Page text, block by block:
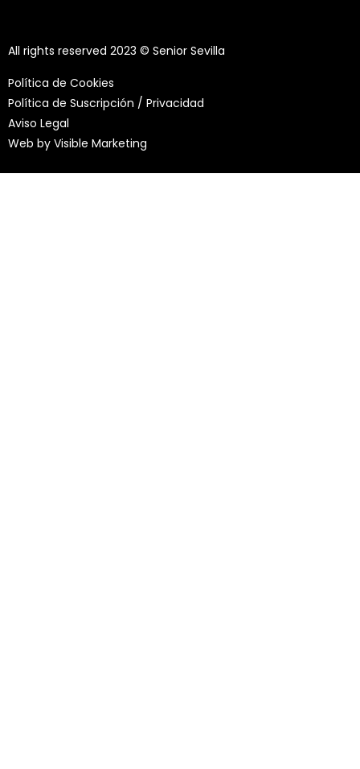
All rights reserved 2023 © Senior Sevilla
Política de Cookies
Política de Suscripción / Privacidad
Aviso Legal
Web by Visible Marketing